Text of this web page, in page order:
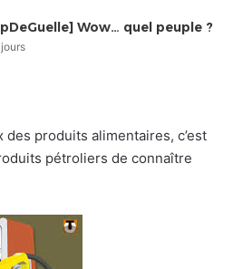
Wow… quel peuple ?
produits alimentaires, c’est
pétroliers de connaître